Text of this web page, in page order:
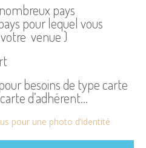
pays
pour lequel vous
venue )
besoins de type carte
d’adhérent…
pour une photo d’identité